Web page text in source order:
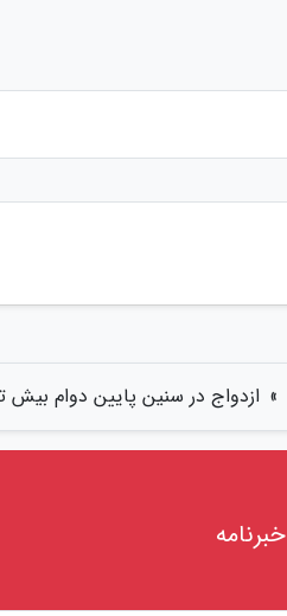
» ازدواج در سنین پایین دوام
خبرنامه